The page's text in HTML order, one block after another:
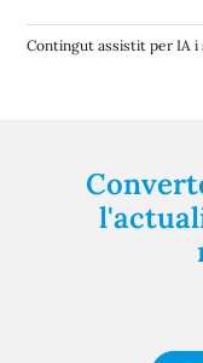
Contingut assistit per IA